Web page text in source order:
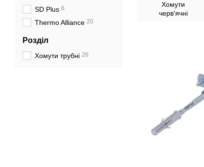
Хомути
черв'ячні
SD Plus 6
Thermo Alliance 20
Розділ
Хомути трубні 26